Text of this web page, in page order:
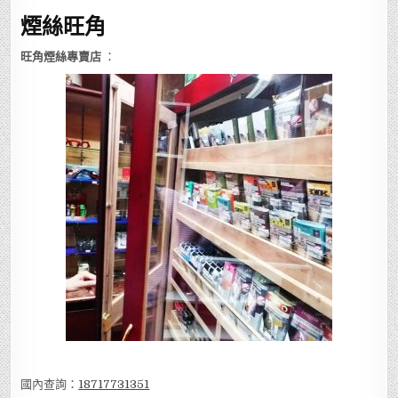
煙絲旺角
旺角煙絲專賣店 ：
國內查詢： 18717731351